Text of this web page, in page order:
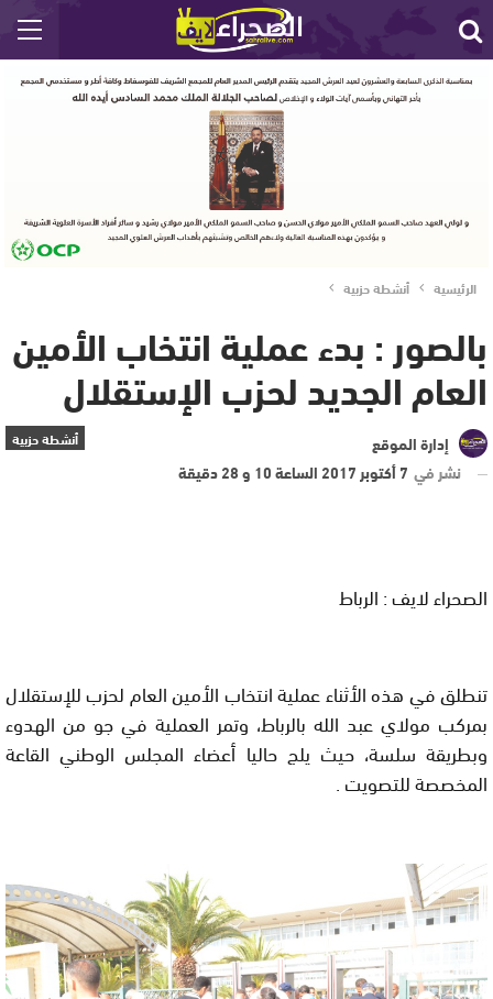
الرئيسية أنشطة حزبية
بالصور : بدء عملية انتخاب الأمين
العام الجديد لحزب الإستقلال
أنشطة حزبية
إدارة الموقع
نشر في 7 أكتوبر 2017 الساعة 10 و 28 دقيقة
الصحراء لايف : الرباط
تنطلق في هذه الأثناء عملية انتخاب الأمين العام لحزب للإستقلال
بمركب مولاي عبد الله بالرباط، وتمر العملية في جو من الهدوء
وبطريقة سلسة، حيث يلج حاليا أعضاء المجلس الوطني القاعة
المخصصة للتصويت .